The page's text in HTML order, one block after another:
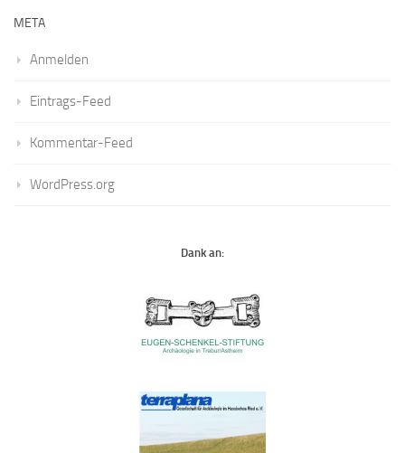
META
Anmelden
Eintrags-Feed
Kommentar-Feed
WordPress.org
Dank an: